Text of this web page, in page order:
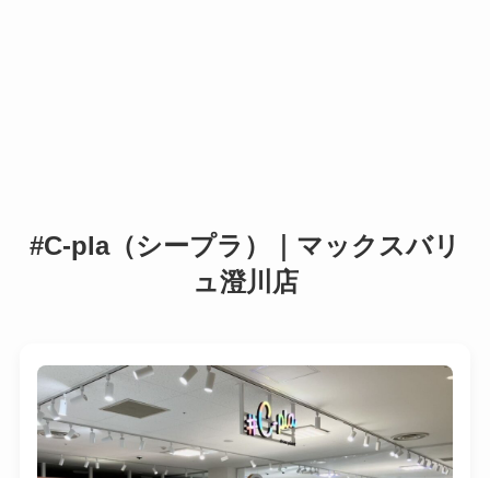
#C-pla（シープラ）｜マックスバリ
ュ澄川店